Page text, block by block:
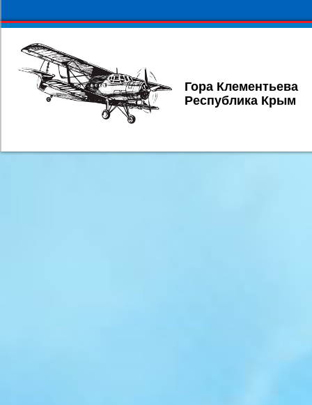
Гора Клементьева
Республика Крым